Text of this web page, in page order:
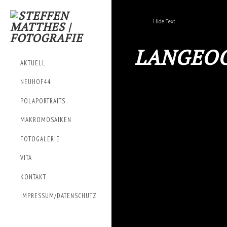
AKTUELL
NEUHOF44
POLAPORTRAITS
MAKROMOSAIKEN
FOTOGALERIE
VITA
KONTAKT
IMPRESSUM/DATENSCHUTZ
Hide Text